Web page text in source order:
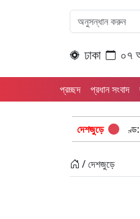
ঢাকা ০৭
প্রচ্ছদ প্রধান সংবাদ
দেশজুড়ে
লিকেজে ভয়াবহ অগ্নিকাণ্ড: দগ্ধ ৩
/ দেশজুড়ে